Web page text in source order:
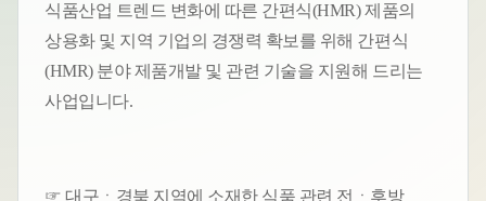
식품산업 트렌드 변화에 따른 간편식(HMR) 제품의
상용화 및 지역 기업의 경쟁력 확보를 위해 간편식
(HMR) 분야 제품개발 및 관련 기술을 지원해 드리는
사업입니다.
☞ 대구ㆍ경북 지역에 소재한 식품 관련 전ㆍ후방